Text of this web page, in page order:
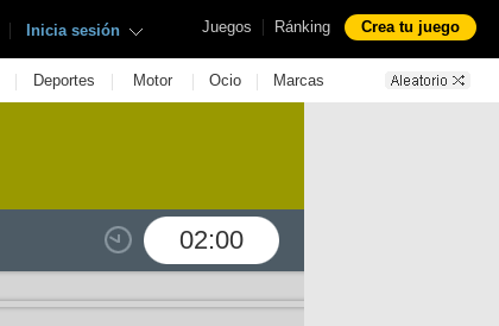
Juegos | Ránking Crea tu juego
| Inicia sesión
| Deportes | Motor | Ocio | Marcas
02:00